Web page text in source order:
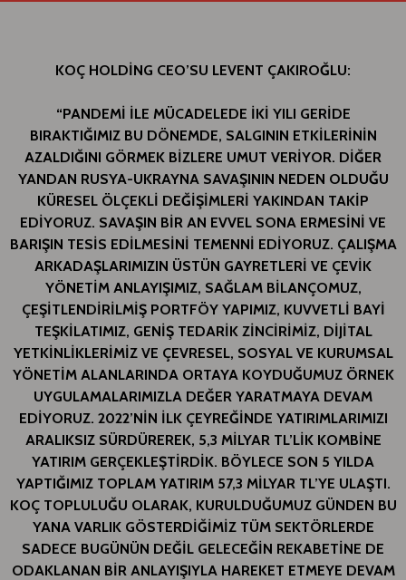
KOÇ HOLDİNG CEO’SU LEVENT ÇAKIROĞLU:
“PANDEMİ İLE MÜCADELEDE İKİ YILI GERİDE
BIRAKTIĞIMIZ BU DÖNEMDE, SALGININ ETKİLERİNİN
AZALDIĞINI GÖRMEK BİZLERE UMUT VERİYOR. DİĞER
YANDAN RUSYA-UKRAYNA SAVAŞININ NEDEN OLDUĞU
KÜRESEL ÖLÇEKLİ DEĞİŞİMLERİ YAKINDAN TAKİP
EDİYORUZ. SAVAŞIN BİR AN EVVEL SONA ERMESİNİ VE
BARIŞIN TESİS EDİLMESİNİ TEMENNİ EDİYORUZ. ÇALIŞMA
ARKADAŞLARIMIZIN ÜSTÜN GAYRETLERİ VE ÇEVİK
YÖNETİM ANLAYIŞIMIZ, SAĞLAM BİLANÇOMUZ,
ÇEŞİTLENDİRİLMİŞ PORTFÖY YAPIMIZ, KUVVETLİ BAYİ
TEŞKİLATIMIZ, GENİŞ TEDARİK ZİNCİRİMİZ, DİJİTAL
YETKİNLİKLERİMİZ VE ÇEVRESEL, SOSYAL VE KURUMSAL
YÖNETİM ALANLARINDA ORTAYA KOYDUĞUMUZ ÖRNEK
UYGULAMALARIMIZLA DEĞER YARATMAYA DEVAM
EDİYORUZ. 2022’NİN İLK ÇEYREĞİNDE YATIRIMLARIMIZI
ARALIKSIZ SÜRDÜREREK, 5,3 MİLYAR TL’LİK KOMBİNE
YATIRIM GERÇEKLEŞTİRDİK. BÖYLECE SON 5 YILDA
YAPTIĞIMIZ TOPLAM YATIRIM 57,3 MİLYAR TL’YE ULAŞTI.
KOÇ TOPLULUĞU OLARAK, KURULDUĞUMUZ GÜNDEN BU
YANA VARLIK GÖSTERDİĞİMİZ TÜM SEKTÖRLERDE
SADECE BUGÜNÜN DEĞİL GELECEĞİN REKABETİNE DE
ODAKLANAN BİR ANLAYIŞIYLA HAREKET ETMEYE DEVAM